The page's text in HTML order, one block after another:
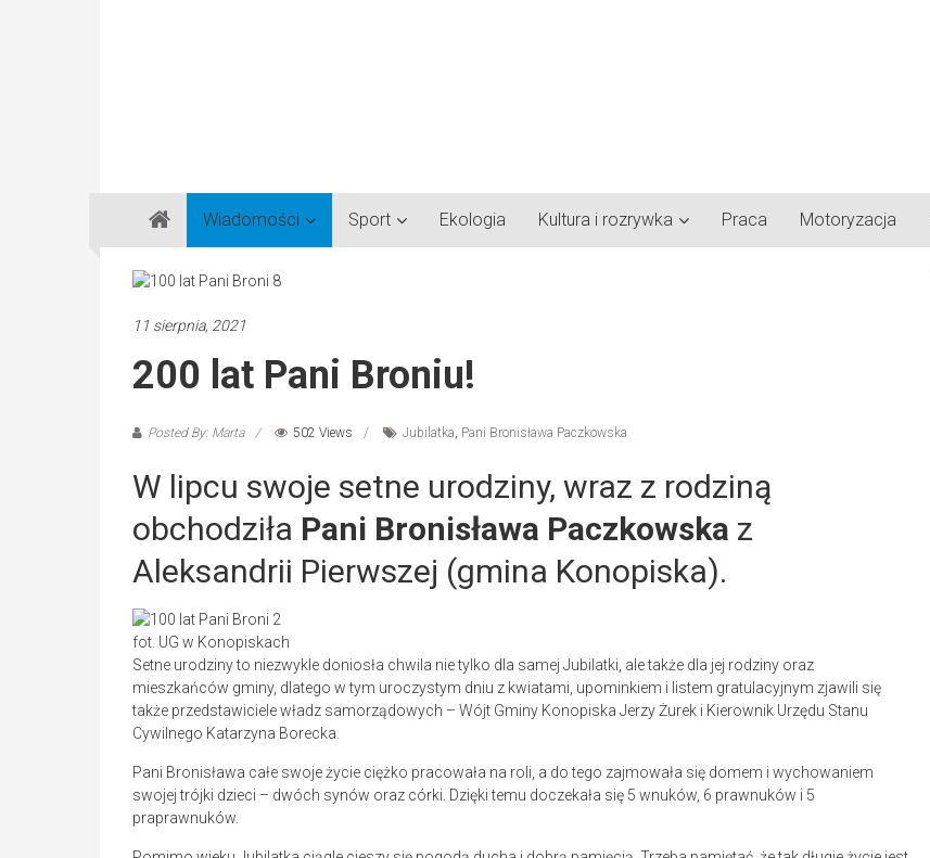
Gazeta
Regionalna
Częstochowa,
Lubliniec,
Wiadomości Sport Ekologia Kultura i rozrywka Praca Motoryzacja
11 sierpnia, 2021
200 lat Pani Broniu!
Posted By: Marta 502 Views Jubilatka, Pani Bronisława Paczkowska
W lipcu swoje setne urodziny, wraz z rodziną
obchodziła Pani Bronisława Paczkowska z
Aleksandrii Pierwszej (gmina Konopiska).
fot. UG w Konopiskach
Setne urodziny to niezwykle doniosła chwila nie tylko dla samej Jubilatki, ale także dla jej rodziny oraz
mieszkańców gminy, dlatego w tym uroczystym dniu z kwiatami, upominkiem i listem gratulacyjnym zjawili się
także przedstawiciele władz samorządowych – Wójt Gminy Konopiska Jerzy Żurek i Kierownik Urzędu Stanu
Cywilnego Katarzyna Borecka.
Pani Bronisława całe swoje życie ciężko pracowała na roli, a do tego zajmowała się domem i wychowaniem
swojej trójki dzieci – dwóch synów oraz córki. Dzięki temu doczekała się 5 wnuków, 6 prawnuków i 5
praprawnuków.